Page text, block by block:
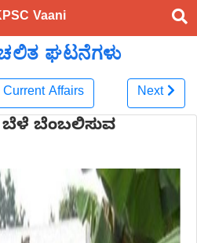
Vaani
ಘಟನೆಗಳು
Affairs Next
ಬೆಳೆ ಬೆಂಬಲಿಸುವ